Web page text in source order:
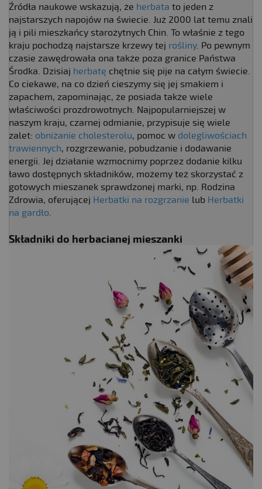
Źródła naukowe wskazują, że herbata to jeden z
najstarszych napojów na świecie. Już 2000 lat temu znali
ją i pili mieszkańcy starożytnych Chin. To właśnie z tego
kraju pochodzą najstarsze krzewy tej rośliny. Po pewnym
czasie zawędrowała ona także poza granice Państwa
Środka. Dzisiaj herbatę chętnie się pije na całym świecie.
Co ciekawe, na co dzień cieszymy się jej smakiem i
zapachem, zapominając, że posiada także wiele
właściwości prozdrowotnych. Najpopularniejszej w
naszym kraju, czarnej odmianie, przypisuje się wiele
zalet: obniżanie cholesterolu, pomoc w dolegliwościach
trawiennych, rozgrzewanie, pobudzanie i dodawanie
energii. Jej działanie wzmocnimy poprzez dodanie kilku
ławo dostępnych składników, możemy też skorzystać z
gotowych mieszanek sprawdzonej marki, np. Rodzina
Zdrowia, oferującej Herbatki na rozgrzanie lub Herbatki
na gardło.
Składniki do herbacianej mieszanki